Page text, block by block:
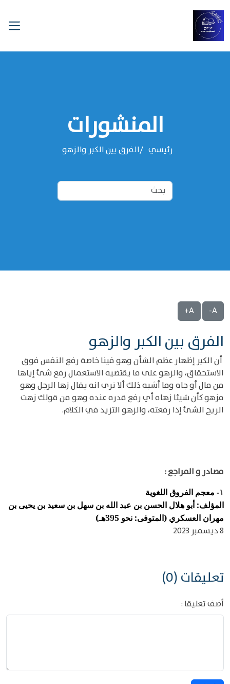
المنشورات
رئيسي الفرق بين الكبر والزهو
A-
A+
الفرق بين الكبر والزهو
أن الكبر إظهار عظم الشأن وهو فينا خاصة رفع النفس فوق
الاستحقاق، والزهو على ما يقتضيه الاستعمال رفع شئ إياها
من مال أو جاه وما أشبه ذلك ألا ترى انه يقال زها الرجل وهو
مزهو كأن شيئا زهاه أي رفع قدره عنده وهو من قولك زهت
الريح الشئ إذا رفعته، والزهو التزيد في الكلام.
مصادر و المراجع :
١-
معجم الفروق اللغوية
المؤلف: أبو هلال الحسن بن عبد الله بن سهل بن سعيد بن يحيى بن
مهران العسكري (المتوفى: نحو 395هـ)
8 ديسمبر 2023
تعليقات (0)
أضف تعليقا :